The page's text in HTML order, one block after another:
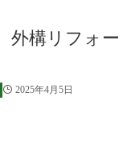
外構リフォー
2025年4月5日